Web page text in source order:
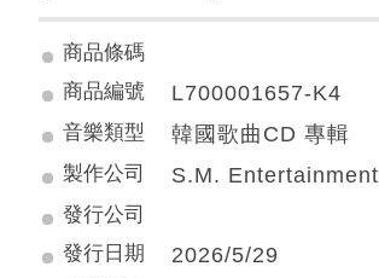
商品條碼
商品編號
L700001657-K4
音樂類型 韓國歌曲CD 專輯
製作公司 S.M. Entertainment
發行公司
發行日期
2026/5/29